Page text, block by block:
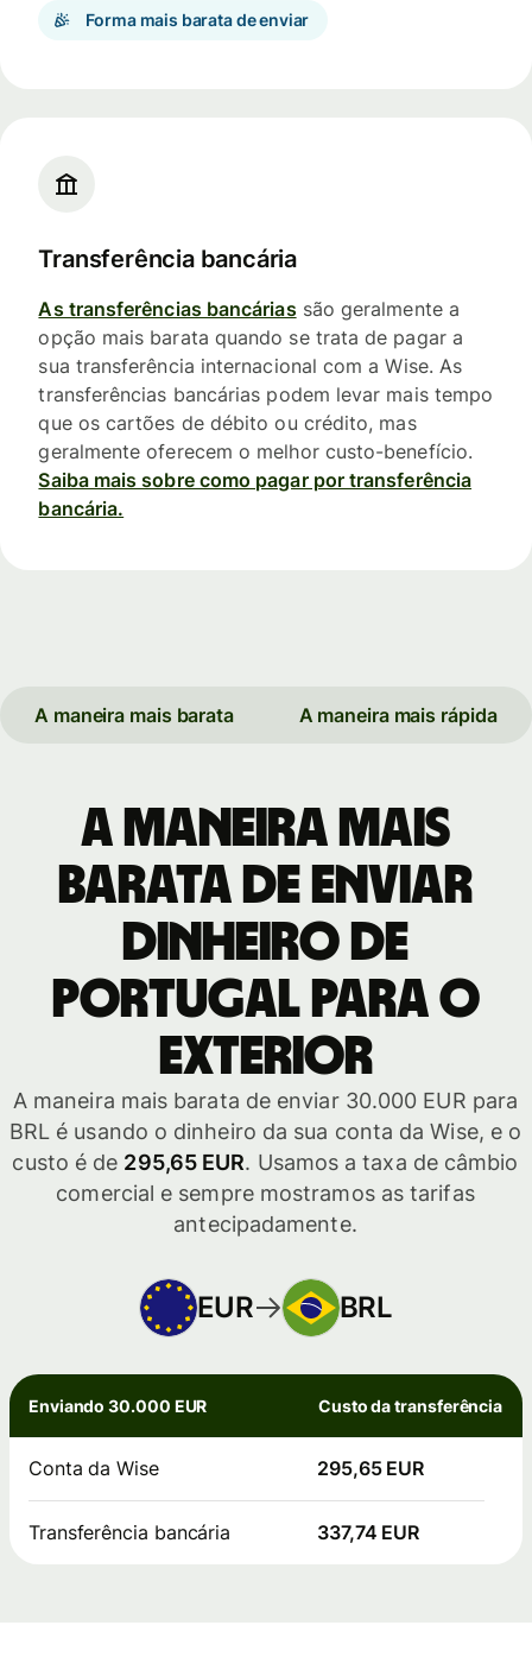
Forma mais barata de enviar
Transferência bancária
As transferências bancáriassão geralmente a
opção mais barata quando se trata de pagar a
sua transferência internacional com a Wise. As
transferências bancárias podem levar mais tempo
que os cartões de débito ou crédito, mas
geralmente oferecem o melhor custo-benefício.
Saiba mais sobre como pagar por transferência
bancária.
A maneira mais barata A maneira mais rápida
A maneira mais
barata de enviar
dinheiro de
Portugal para o
exterior
A maneira mais barata de enviar 30.000 EUR para
BRL é usando o dinheiro da sua conta da Wise, e o
custo é de 295,65 EUR. Usamos a taxa de câmbio
comercial e sempre mostramos as tarifas
antecipadamente.
EUR BRL
Enviando 30.000 EUR Custo da transferência
Conta da Wise 295,65 EUR
Transferência bancária 337,74 EUR